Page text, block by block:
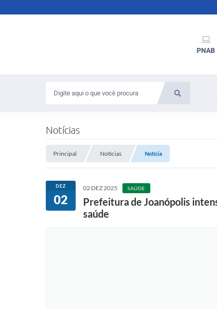
PNAB
Notícias
Principal Notícias Notícia
DEZ
02
02 DEZ 2025 SAÚDE
Prefeitura de Joanópolis
saúde